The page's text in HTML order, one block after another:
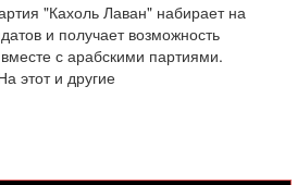
"Кахоль Лаван" набирает на
и получает возможность
с арабскими партиями.
этот и другие